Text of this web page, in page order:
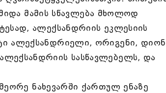
მამის სწავლება მხოლოდ
ალექსანდრიის ეკლესიის
ალექსანდრიელი, ორიგენი,
სასწავლებელს, და
ნახევარში ქართულ ენაზე